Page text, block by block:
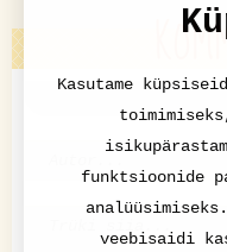
Kasutame
funktsioonide
veebisaidi